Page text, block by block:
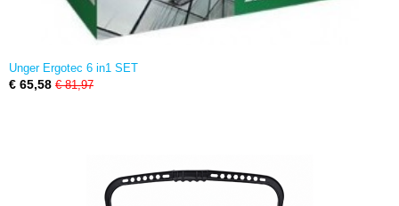
Unger Ergotec 6 in1 SET
€ 65,58 € 81,97